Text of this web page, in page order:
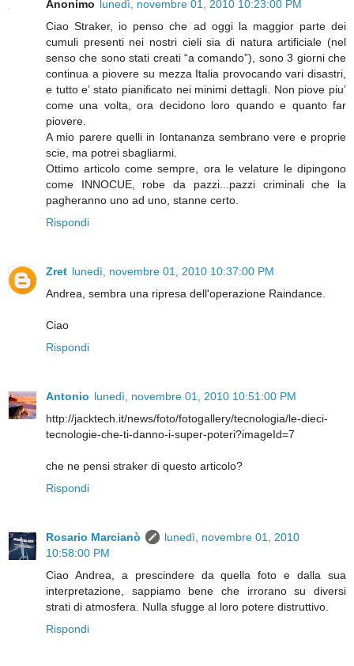
Anonimo lunedì, novembre 01, 2010 10:23:00 PM
Ciao Straker, io penso che ad oggi la maggior parte dei
cumuli presenti nei nostri cieli sia di natura artificiale (nel
senso che sono stati creati “a comando”), sono 3 giorni che
continua a piovere su mezza Italia provocando vari disastri,
e tutto e’ stato pianificato nei minimi dettagli. Non piove piu’
come una volta, ora decidono loro quando e quanto far
piovere.
A mio parere quelli in lontananza sembrano vere e proprie
scie, ma potrei sbagliarmi.
Ottimo articolo come sempre, ora le velature le dipingono
come INNOCUE, robe da pazzi...pazzi criminali che la
pagheranno uno ad uno, stanne certo.
Rispondi
Zret lunedì, novembre 01, 2010 10:37:00 PM
Andrea, sembra una ripresa dell'operazione Raindance.
Ciao
Rispondi
Antonio lunedì, novembre 01, 2010 10:51:00 PM
http://jacktech.it/news/foto/fotogallery/tecnologia/le-dieci-
tecnologie-che-ti-danno-i-super-poteri?imageId=7
che ne pensi straker di questo articolo?
Rispondi
Rosario Marcianò
lunedì, novembre 01, 2010
10:58:00 PM
Ciao Andrea, a prescindere da quella foto e dalla sua
interpretazione, sappiamo bene che irrorano su diversi
strati di atmosfera. Nulla sfugge al loro potere distruttivo.
Rispondi